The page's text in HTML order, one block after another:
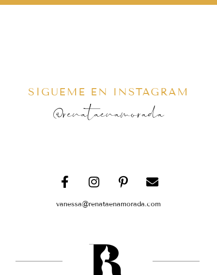
SÍGUEME EN INSTAGRAM
@renataenamorada
vanessa@renataenamorada.com